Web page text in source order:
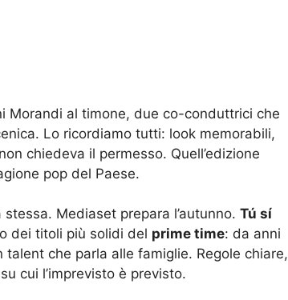
Morandi al timone, due co-conduttrici che
Lo ricordiamo tutti: look memorabili,
chiedeva il permesso. Quell’edizione
pop del Paese.
Mediaset prepara l’autunno. Tú sí
dei titoli più solidi del prime time: da anni
che parla alle famiglie. Regole chiare,
cui l’imprevisto è previsto.